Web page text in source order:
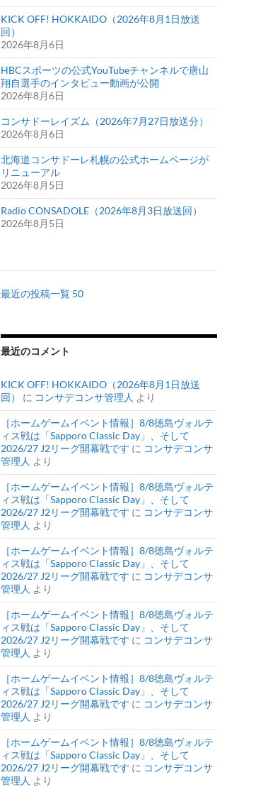
KICK OFF! HOKKAIDO（2026年8月1日放送
回）
2026年8月6日
HBCスポーツの公式YouTubeチャンネルで唐山
翔自選手のインタビュー動画が公開
2026年8月6日
コンサドーレイズム（2026年7月27日放送分）
2026年8月6日
北海道コンサドーレ札幌の公式ホームページが
リニューアル
2026年8月5日
Radio CONSADOLE（2026年8月3日放送回）
2026年8月5日
最近の投稿一覧 50
最近のコメント
KICK OFF! HOKKAIDO（2026年8月1日放送
回）
に コンサデコンサ管理人 より
［ホームゲームイベント情報］8/8徳島ヴォルテ
ィス戦は「Sapporo Classic Day」、そして
2026/27 J2リーグ開幕戦です に コンサデコンサ
管理人 より
［ホームゲームイベント情報］8/8徳島ヴォルテ
ィス戦は「Sapporo Classic Day」、そして
2026/27 J2リーグ開幕戦です に コンサデコンサ
管理人 より
［ホームゲームイベント情報］8/8徳島ヴォルテ
ィス戦は「Sapporo Classic Day」、そして
2026/27 J2リーグ開幕戦です に コンサデコンサ
管理人 より
［ホームゲームイベント情報］8/8徳島ヴォルテ
ィス戦は「Sapporo Classic Day」、そして
2026/27 J2リーグ開幕戦です に コンサデコンサ
管理人 より
［ホームゲームイベント情報］8/8徳島ヴォルテ
ィス戦は「Sapporo Classic Day」、そして
2026/27 J2リーグ開幕戦です に コンサデコンサ
管理人 より
［ホームゲームイベント情報］8/8徳島ヴォルテ
ィス戦は「Sapporo Classic Day」、そして
2026/27 J2リーグ開幕戦です に コンサデコンサ
管理人 より